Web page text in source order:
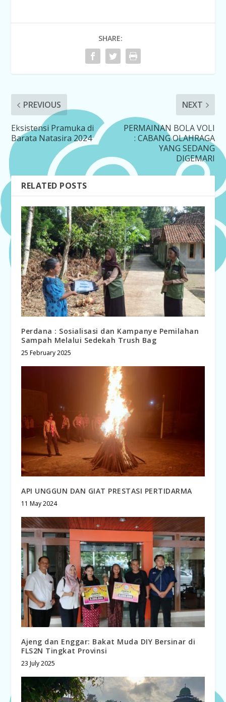
SHARE:
PREVIOUS
Eksistensi Pramuka di
Barata Natasira 2024
NEXT
PERMAINAN BOLA VOLI
: CABANG OLAHRAGA
YANG SEDANG
DIGEMARI
RELATED POSTS
Perdana : Sosialisasi dan Kampanye Pemilahan
Sampah Melalui Sedekah Trush Bag
25 February 2025
API UNGGUN DAN GIAT PRESTASI PERTIDARMA
11 May 2024
Ajeng dan Enggar: Bakat Muda DIY Bersinar di
FLS2N Tingkat Provinsi
23 July 2025